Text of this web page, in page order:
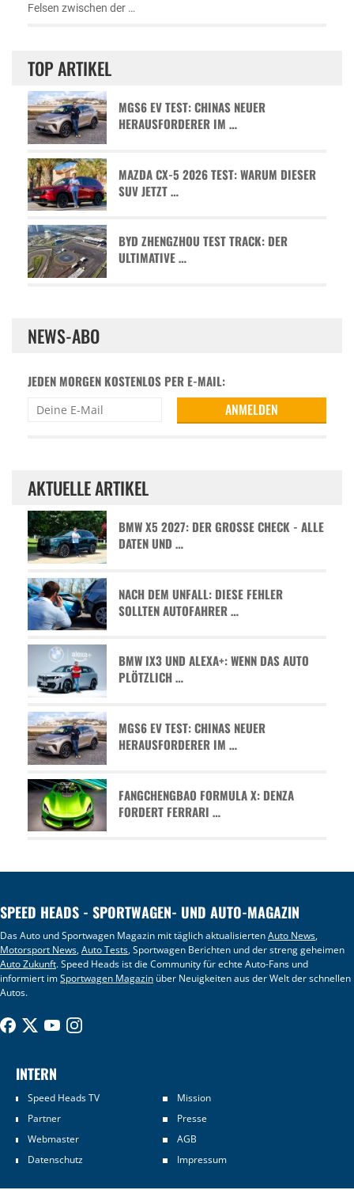
Felsen zwischen der …
TOP ARTIKEL
MGS6 EV TEST: CHINAS NEUER
HERAUSFORDERER IM …
MAZDA CX-5 2026 TEST: WARUM DIESER
SUV JETZT …
BYD ZHENGZHOU TEST TRACK: DER
ULTIMATIVE …
NEWS-ABO
JEDEN MORGEN KOSTENLOS PER E-MAIL:
AKTUELLE ARTIKEL
BMW X5 2027: DER GROSSE CHECK - ALLE D
ATEN UND …
NACH DEM UNFALL: DIESE FEHLER
SOLLTEN AUTOFAHRER …
BMW IX3 UND ALEXA+: WENN DAS AUTO
PLÖTZLICH …
MGS6 EV TEST: CHINAS NEUER
HERAUSFORDERER IM …
FANGCHENGBAO FORMULA X: DENZA
FORDERT FERRARI …
SPEED HEADS - SPORTWAGEN- UND AUTO-MAGAZIN
Das Auto und Sportwagen Magazin mit täglich aktualisiertenAuto News,
Motorsport News,Auto Tests, Sportwagen Berichten und der streng geheimen
Auto Zukunft. Speed Heads ist die Community für echte Auto-Fans und
informiert imSportwagen Magazin über Neuigkeiten aus der Welt der schnellen
Autos.
INTERN
Speed Heads TV
Mission
Partner
Presse
Webmaster
AGB
Datenschutz
Impressum